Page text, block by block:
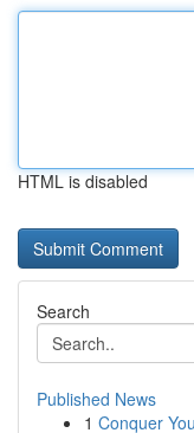
HTML is disabled
Search
Published News
1 Conquer